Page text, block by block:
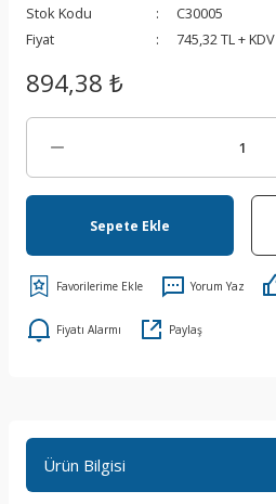
Stok Kodu
C30005
Fiyat
745,32 TL + KDV
894,38 ₺
Sepete Ekle
Yorum Yaz
Fiyatı Alarmı Paylaş
Ürün Bilgisi